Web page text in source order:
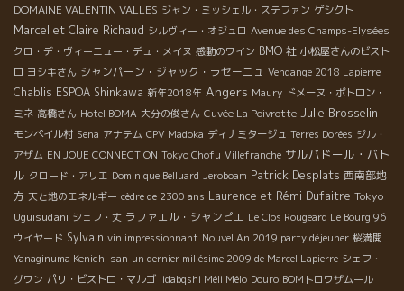
DOMAINE VALENTIN VALLES ジャン・ミッシェル・ステファン ゲシクト
Marcel et Claire Richaud シルヴィー・オジュロ Avenue des Champs-Elysées
クロ・デ・ヴィーニュー・デュ・メイヌ 感動のワイン BMO 社 小松屋さんのビスト
ロ ヨシキさん シャンパーン・ジャック・ラセーニュ Vendange 2018 Lapierre
Chablis ESPOA Shinkawa 新年2018年 Angers Maury ドメーヌ・ポトロン・
ミネ 高橋さん Hotel BOMA 大分の俊さん Cuvée La Poivrotte Julie Brosselin
モンペイル村 Sena アナテム CPV Madoka ディナミタージュ Terres Dorées ジル・
アザム EN JOUE CONNECTION Tokyo Chofu Villefranche サルバドール・バト
ル クロード・アリエ Dominique Belluard Jeroboam Patrick Desplats 西南部地
方 天と地のエネルギー cèdre de 2300 ans Laurence et Rémi Dufaitre Tokyo
Uguisudani シェフ・丈 ラファエル・シャンピエ Le Clos Rougeard Le Bourg 96
ウイヤード Sylvain vin impressionnant Nouvel An 2019 party déjeuner 桜満開
Yanaginuma Kenichi san un dernier millésime 2009 de Marcel Lapierre シェフ・
グワン パリ・ビストロ・マルゴ Iidabqshi Méli Mélo Douro BOMトロワザムール